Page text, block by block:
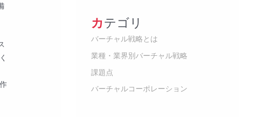
カテゴリ
バーチャル戦略とは
業種・業界別バーチャル戦略
課題点
バーチャルコーポレーション